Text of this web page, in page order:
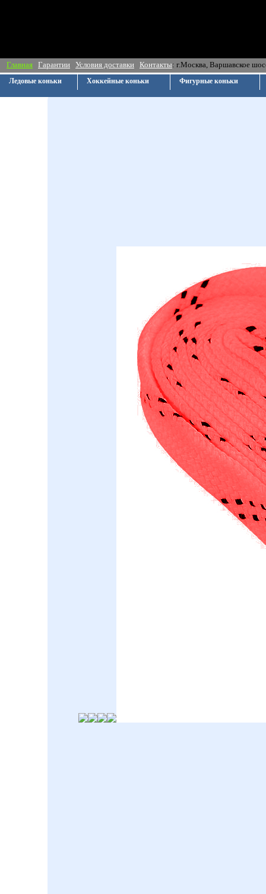
Главная Гарантии Условия доставки Контакты: г.Москва,
Ледовые коньки Хоккейные коньки Фигурные коньки